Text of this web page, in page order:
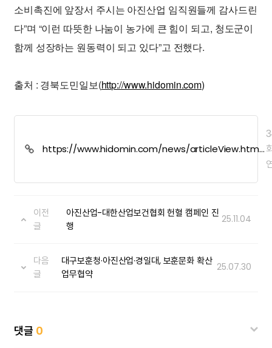
소비촉진에 앞장서 주시는 아진산업 임직원들께 감사드린
다”며 “이런 따뜻한 나눔이 농가에 큰 힘이 되고, 청도군이
함께 성장하는 원동력이 되고 있다”고 전했다.
출처 : 경북도민일보(http://www.hidomin.com)
https://www.hidomin.com/news/articleView.html?
이전
글
아진산업-대한산업보건협회 헌혈 캠페인 진
행
25.11.04
다음
글
대구보훈청·아진산업·경일대, 보훈문화 확산
업무협약
25.07.30
댓글 0